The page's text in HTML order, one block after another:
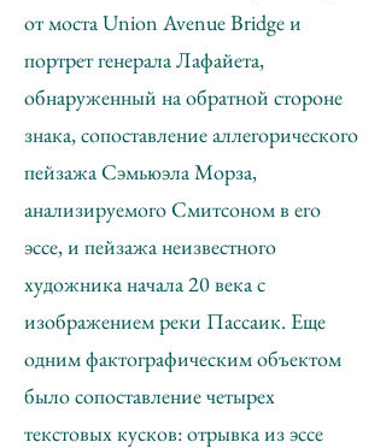
от моста Union Avenue Bridge и
портрет генерала Лафайета,
обнаруженный на обратной стороне
знака, сопоставление аллегорического
пейзажа Сэмьюэла Морза,
анализируемого Смитсоном в его
эссе, и пейзажа неизвестного
художника начала 20 века с
изображением реки Пассаик. Еще
одним фактографическим объектом
было сопоставление четырех
текстовых кусков: отрывка из эссе